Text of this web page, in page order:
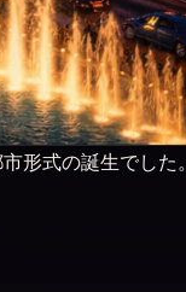
形式の誕生でした。